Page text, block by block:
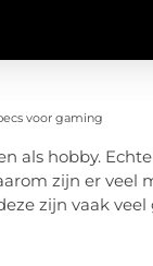
als hobby.
zijn er veel
zijn vaak